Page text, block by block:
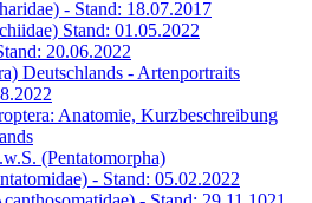
- Stand: 18.07.2017
Stand: 01.05.2022
20.06.2022
Deutschlands - Artenportraits
Anatomie, Kurzbeschreibung
(Pentatomorpha)
- Stand: 05.02.2022